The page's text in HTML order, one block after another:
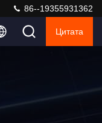
86--19355931362
Цитата